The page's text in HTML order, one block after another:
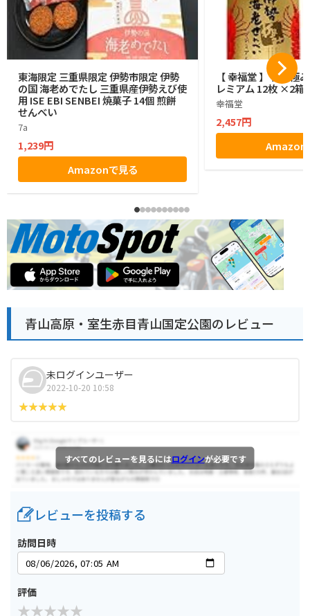
東海限定 三重県限定 伊勢市限定 伊勢
の国 海老めでたし 三重県産伊勢えび使
用 ISE EBI SENBEI 焼菓子 14個 煎餅
せんべい
7a
1,239円
Amazonで見る
【 幸福堂 】 伊勢極
レミアム 12枚 ×2箱
幸福堂
2,457円
Amazon
青山高原・室生赤目青山国定公園のレビュー
未ログインユーザー
2022-10-20 10:58
すべてのレビューを見るにはログインが必要です
レビューを投稿する
訪問日時
評価